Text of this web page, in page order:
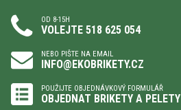
OD 8-15H
VOLEJTE 518 625 054
NEBO PIŠTE NA EMAIL
INFO@EKOBRIKETY.CZ
POUŽIJTE OBJEDNÁVKOVÝ FORMULÁŘ
OBJEDNAT BRIKETY A PELETY